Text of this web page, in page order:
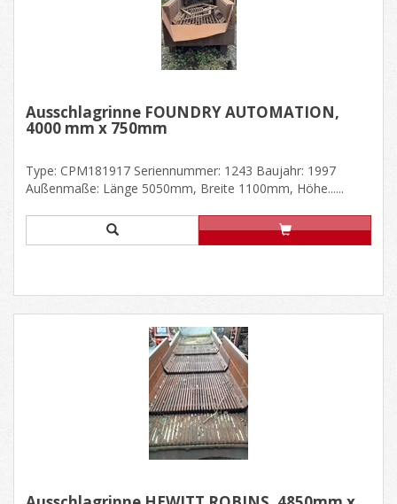
Ausschlagrinne FOUNDRY AUTOMATION,
4000 mm x 750mm
Type: CPM181917 Seriennummer: 1243 Baujahr: 1997
Außenmaße: Länge 5050mm, Breite 1100mm, Höhe......